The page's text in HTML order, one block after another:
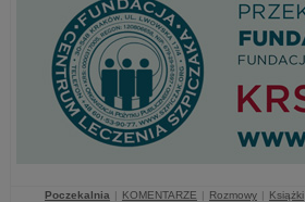
Poczekalnia | KOMENTARZE | Rozmowy | Książki